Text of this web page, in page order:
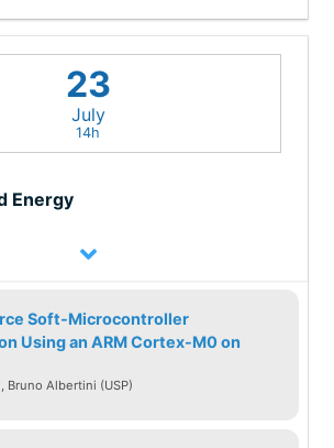
de computadores que
consideradas inteligentes
um desafio para a área de
A crescente disponibilidade
tem permitido avanços
discutiremos a evolução da
nesta trajetória.
Martins (UFG,
Energy
23
July
14h
Soft-Microcontroller
Using an ARM Cortex-M0 on
Bruno Albertini (USP)